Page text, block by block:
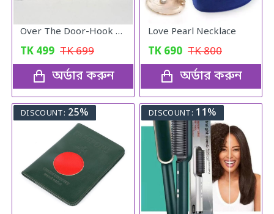
Over The Door-Hook Hanger
TK 499 TK699
অর্ডার করুন
Love Pearl Necklace
TK 690 TK800
অর্ডার করুন
DISCOUNT: 25% DISCOUNT: 11%